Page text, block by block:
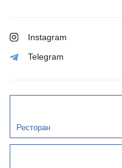
Instagram
Telegram
Ресторан